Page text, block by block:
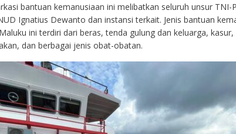
bantuan kemanusiaan ini melibatkan seluruh unsur TNI-
Ignatius Dewanto dan instansi terkait. Jenis bantuan
ini terdiri dari beras, tenda gulung dan keluarga,
dan berbagai jenis obat-obatan.